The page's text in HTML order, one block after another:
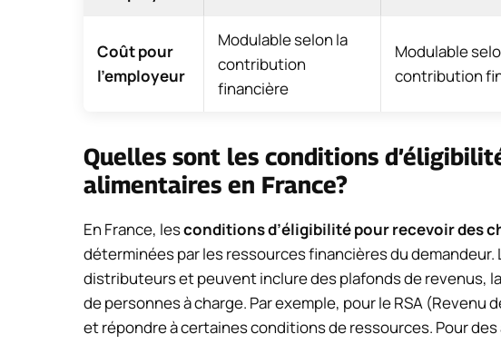
Coût pour
l’employeur
Modulable selon la
contribution
financière
Modulable
contribution
Quelles sont les conditions
alimentaires en France?
En France, lesconditions d’éligibilité pour recevoir des
déterminées par les ressources financières du
distributeurs et peuvent inclure des plafonds de revenus,
de personnes à charge. Par exemple, pour le RSA
et répondre à certaines conditions de ressources. Pour